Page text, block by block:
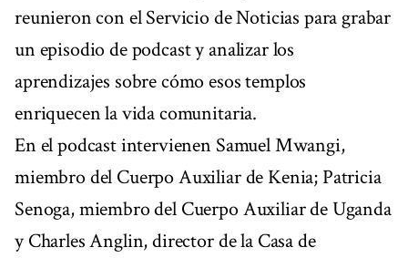
reunieron con el Servicio de Noticias para grabar
un episodio de podcast y analizar los
aprendizajes sobre cómo esos templos
enriquecen la vida comunitaria.
En el podcast intervienen Samuel Mwangi,
miembro del Cuerpo Auxiliar de Kenia; Patricia
Senoga, miembro del Cuerpo Auxiliar de Uganda
y Charles Anglin, director de la Casa de